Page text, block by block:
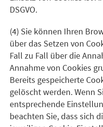
DSGVO.
(4) Sie können Ihren
über das Setzen von
Fall zu Fall über die
Annahme von Cookies
Bereits gespeicherte
gelöscht werden. Wenn
entsprechende
beachten Sie, dass sich